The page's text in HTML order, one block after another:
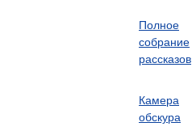
Полное
собрание
рассказов
Камера
обскура